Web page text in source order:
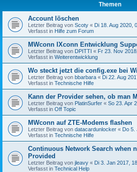
Themen
Account löschen
Letzter Beitrag von Scoty « Di 18. Aug 2020,
Verfasst in Hilfe zum Forum
MWconn IXconn Entwicklung
Letzter Beitrag von DPITTI « Fr 23. Nov
Verfasst in Weiterentwicklung
Wo steckt jetzt die config.exe bei
Letzter Beitrag von bbarbara « Di 22. Aug
Verfasst in Technische Hilfe
Kann der Provider sehen, ob man
Letzter Beitrag von PlatinSurfer « So 23. Apr
Verfasst in Off Topic
MWconn auf ZTE-Modems flashen
Letzter Beitrag von datacardunlocker « Do 5.
Verfasst in Technische Hilfe
Continuous Network Search when
Provided
Letzter Beitrag von jleavy « Di 3. Jan 2017,
Verfasst in Technical Help